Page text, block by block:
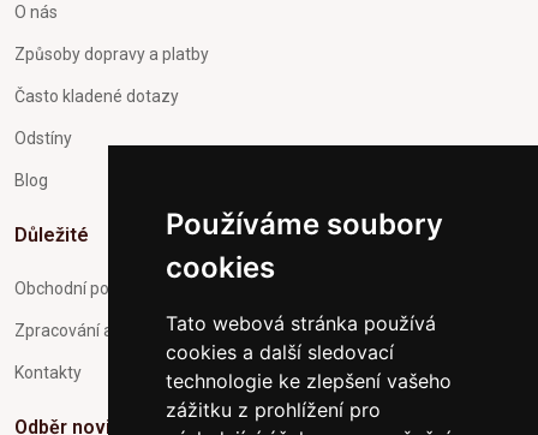
Používáme soubory
cookies
Tato webová stránka používá
cookies a další sledovací
technologie ke zlepšení vašeho
zážitku z prohlížení pro
O nás
Způsoby dopravy a platby
Často kladené dotazy
Odstíny
Blog
Důležité
Obchodní podmínky
Zpracování a ochrana osobních údajů
Kontakty
Odběr novinek